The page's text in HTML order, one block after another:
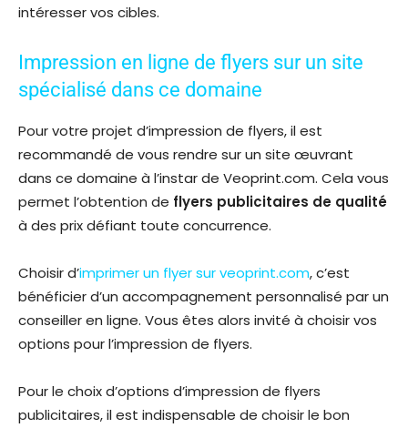
intéresser vos cibles.
Impression en ligne de flyers sur un site
spécialisé dans ce domaine
Pour votre projet d’impression de flyers, il est
recommandé de vous rendre sur un site œuvrant
dans ce domaine à l’instar de Veoprint.com. Cela vous
permet l’obtention de flyers publicitaires de qualité
à des prix défiant toute concurrence.
Choisir d’imprimer un flyer sur veoprint.com, c’est
bénéficier d’un accompagnement personnalisé par un
conseiller en ligne. Vous êtes alors invité à choisir vos
options pour l’impression de flyers.
Pour le choix d’options d’impression de flyers
publicitaires, il est indispensable de choisir le bon